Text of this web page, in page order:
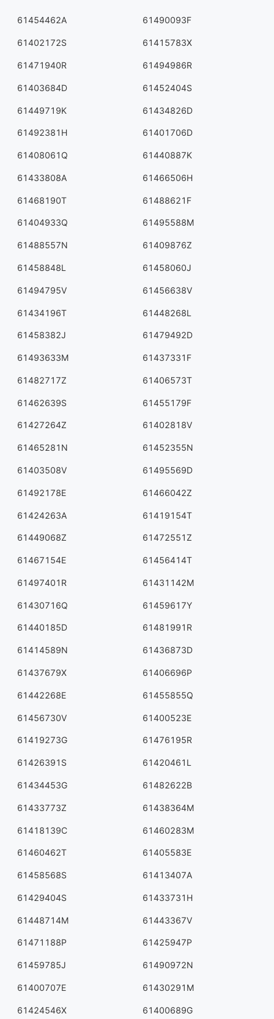
61454462A 61490093F
61402172S 61415783X
61471940R 61494986R
61403684D 61452404S
61449719K 61434826D
61492381H 61401706D
61408061Q 61440887K
61433808A 61466506H
61468190T 61488621F
61404933Q 61495588M
61488557N 61409876Z
61458848L 61458060J
61494795V 61456638V
61434196T 61448268L
61458382J 61479492D
61493633M 61437331F
61482717Z 61406573T
61462639S 61455179F
61427264Z 61402818V
61465281N 61452355N
61403508V 61495569D
61492178E 61466042Z
61424263A 61419154T
61449068Z 61472551Z
61467154E 61456414T
61497401R 61431142M
61430716Q 61459617Y
61440185D 61481991R
61414589N 61436873D
61437679X 61406696P
61442268E 61455855Q
61456730V 61400523E
61419273G 61476195R
61426391S 61420461L
61434453G 61482622B
61433773Z 61438364M
61418139C 61460283M
61460462T 61405583E
61458568S 61413407A
61429404S 61433731H
61448714M 61443367V
61471188P 61425947P
61459785J 61490972N
61400707E 61430291M
61424546X 61400689G